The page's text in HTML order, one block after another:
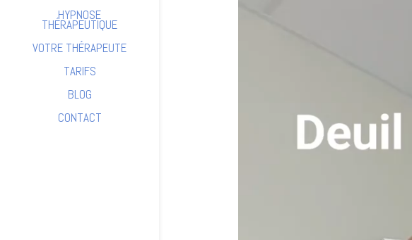
HYPNOSE
THÉRAPEUTIQUE
VOTRE THÉRAPEUTE
TARIFS
BLOG
CONTACT